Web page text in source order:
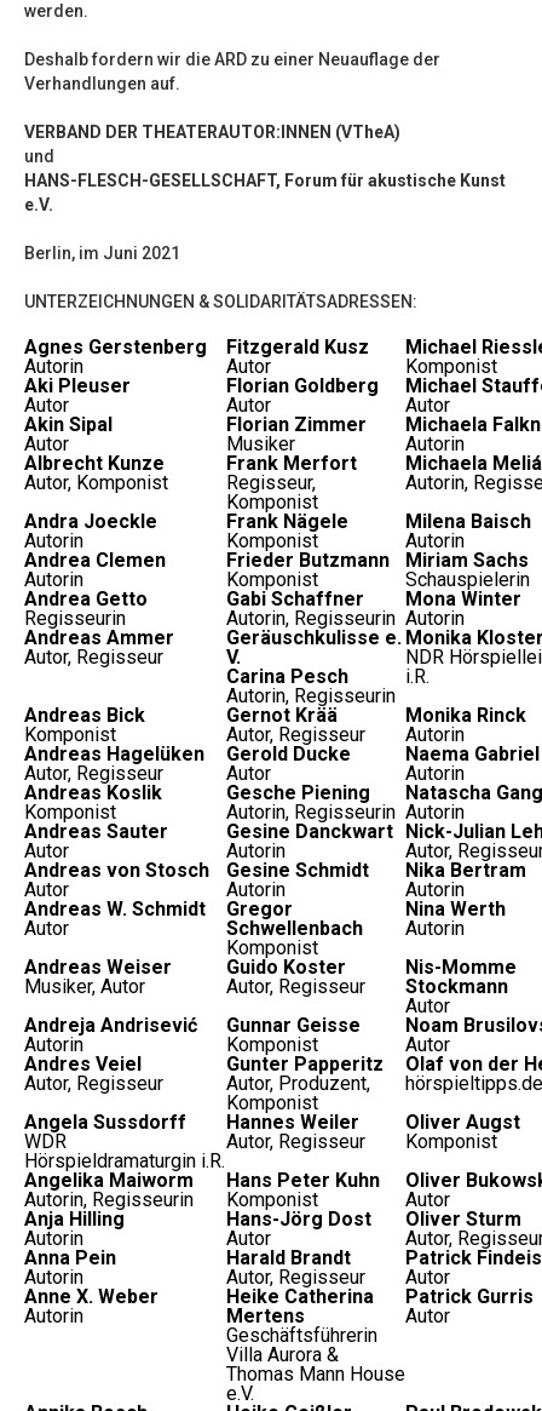
werden.
Deshalb fordern wir die ARD zu einer Neuauflage der
Verhandlungen auf.
VERBAND DER THEATERAUTOR:INNEN (VTheA)
und
HANS-FLESCH-GESELLSCHAFT, Forum für akustische Kunst
e.V.
Berlin, im Juni 2021
UNTERZEICHNUNGEN & SOLIDARITÄTSADRESSEN:
Agnes Gerstenberg
Autorin
Fitzgerald Kusz
Autor
Michael
Komponist
Aki Pleuser
Autor
Florian Goldberg
Autor
Michael
Autor
Akin Sipal
Autor
Florian Zimmer
Musiker
Michaela
Autorin
Albrecht Kunze
Autor, Komponist
Frank Merfort
Regisseur,
Komponist
Michaela
Autorin,
Andra Joeckle
Autorin
Frank Nägele
Komponist
Milena Baisch
Autorin
Andrea Clemen
Autorin
Frieder Butzmann
Komponist
Miriam Sachs
Schauspielerin
Andrea Getto
Regisseurin
Gabi Schaffner
Autorin, Regisseurin
Mona Winter
Autorin
Andreas Ammer
Autor, Regisseur
Geräuschkulisse e.
V.
Carina Pesch
Autorin, Regisseurin
Monika
NDR
i.R.
Andreas Bick
Komponist
Gernot Krää
Autor, Regisseur
Monika Rinck
Autorin
Andreas Hagelüken
Autor, Regisseur
Gerold Ducke
Autor
Naema Gabriel
Autorin
Andreas Koslik
Komponist
Gesche Piening
Autorin, Regisseurin
Natascha
Autorin
Andreas Sauter
Autor
Gesine Danckwart
Autorin
Nick-Julian
Autor,
Andreas von Stosch
Autor
Gesine Schmidt
Autorin
Nika Bertram
Autorin
Andreas W. Schmidt
Autor
Gregor
Schwellenbach
Komponist
Nina Werth
Autorin
Andreas Weiser
Musiker, Autor
Guido Koster
Autor, Regisseur
Nis-Momme
Stockmann
Autor
Andreja Andrisević
Autorin
Gunnar Geisse
Komponist
Noam
Autor
Andres Veiel
Autor, Regisseur
Gunter Papperitz
Autor, Produzent,
Komponist
Olaf von der
hörspieltipps.de
Angela Sussdorff
WDR
Hörspieldramaturgin i.R.
Hannes Weiler
Autor, Regisseur
Oliver Augst
Komponist
Angelika Maiworm
Autorin, Regisseurin
Hans Peter Kuhn
Komponist
Oliver
Autor
Anja Hilling
Autorin
Hans-Jörg Dost
Autor
Oliver Sturm
Autor,
Anna Pein
Autorin
Harald Brandt
Autor, Regisseur
Patrick Findeis
Autor
Anne X. Weber
Autorin
Heike Catherina
Mertens
Geschäftsführerin
Villa Aurora &
Thomas Mann House
e.V.
Patrick Gurris
Autor